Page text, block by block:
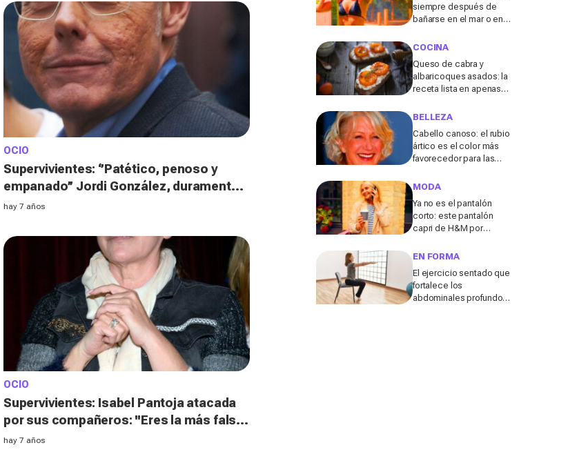
OCIO
Supervivientes: ‘’Patético, penoso y
empanado’’ Jordi González, duramente
criticado por presentar en pijama
hay 7 años
OCIO
Supervivientes: Isabel Pantoja atacada
por sus compañeros: ''Eres la más falsa
de España''
hay 7 años
siempre después de
bañarse en el mar o en la
lo explica
COCINA
Queso de cabra y
albaricoques asados: la
receta lista en apenas
aperitivo sabroso y
BELLEZA
Cabello canoso: el rubio
ártico es el color más
favorecedor para las
según una experta
MODA
Ya no es el pantalón
corto: este pantalón
capri de H&M por
aliado perfecto para ir
verano
EN FORMA
El ejercicio sentado que
fortalece los
abdominales profundos